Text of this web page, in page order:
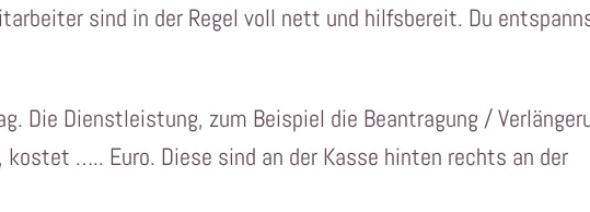
sind in der Regel voll nett und hilfsbereit. Du
Die Dienstleistung, zum Beispiel die Beantragung /
kostet ….. Euro. Diese sind an der Kasse hinten rechts an der